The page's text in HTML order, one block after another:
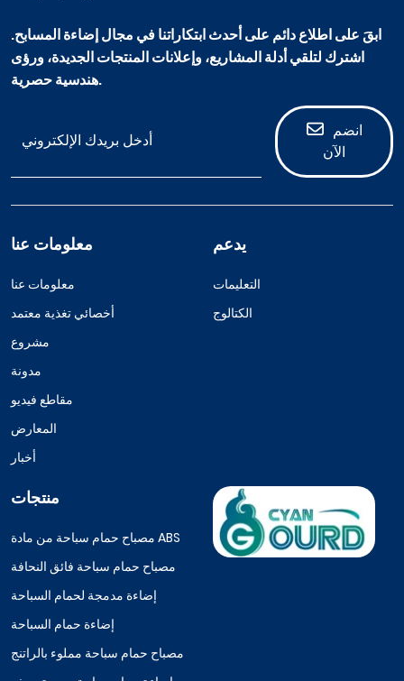
ابقَ على اطلاع دائم على أحدث ابتكاراتنا في مجال إضاءة المسابح.
اشترك لتلقي أدلة المشاريع، وإعلانات المنتجات الجديدة، ورؤى
هندسية حصرية.
انضم
الآن
معلومات عنا
معلومات عنا
أخصائي تغذية معتمد
مشروع
مدونة
مقاطع فيديو
المعارض
أخبار
يدعم
التعليمات
الكتالوج
منتجات
مصباح حمام سباحة من مادة ABS
مصباح حمام سباحة فائق النحافة
إضاءة مدمجة لحمام السباحة
إضاءة حمام السباحة
مصباح حمام سباحة مملوء بالراتنج